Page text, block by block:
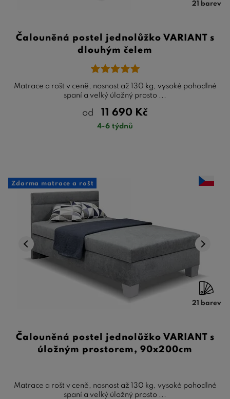
21 barev
Čalouněná postel jednolůžko VARIANT s
dlouhým čelem
Matrace a rošt v ceně, nosnost až 130 kg, vysoké pohodlné
spaní a velký úložný prosto ...
od 11 690 Kč
4-6 týdnů
Zdarma matrace a rošt
21 barev
Čalouněná postel jednolůžko VARIANT s
úložným prostorem, 90x200cm
Matrace a rošt v ceně, nosnost až 130 kg, vysoké pohodlné
spaní a velký úložný prosto ...